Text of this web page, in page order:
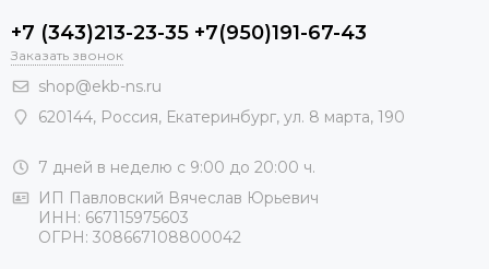
+7 (343)213-23-35 +7(950)191-67-43
Заказать звонок
shop@ekb-ns.ru
620144, Россия, Екатеринбург, ул. 8 марта, 190
7 дней в неделю с 9:00 до 20:00 ч.
ИП Павловский Вячеслав Юрьевич
ИНН: 667115975603
ОГРН: 308667108800042